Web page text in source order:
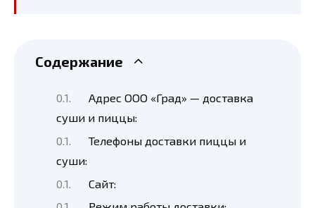
Содержание
Адрес ООО «Град» — доставка
суши и пиццы:
Телефоны доставки пиццы и
суши:
Сайт: